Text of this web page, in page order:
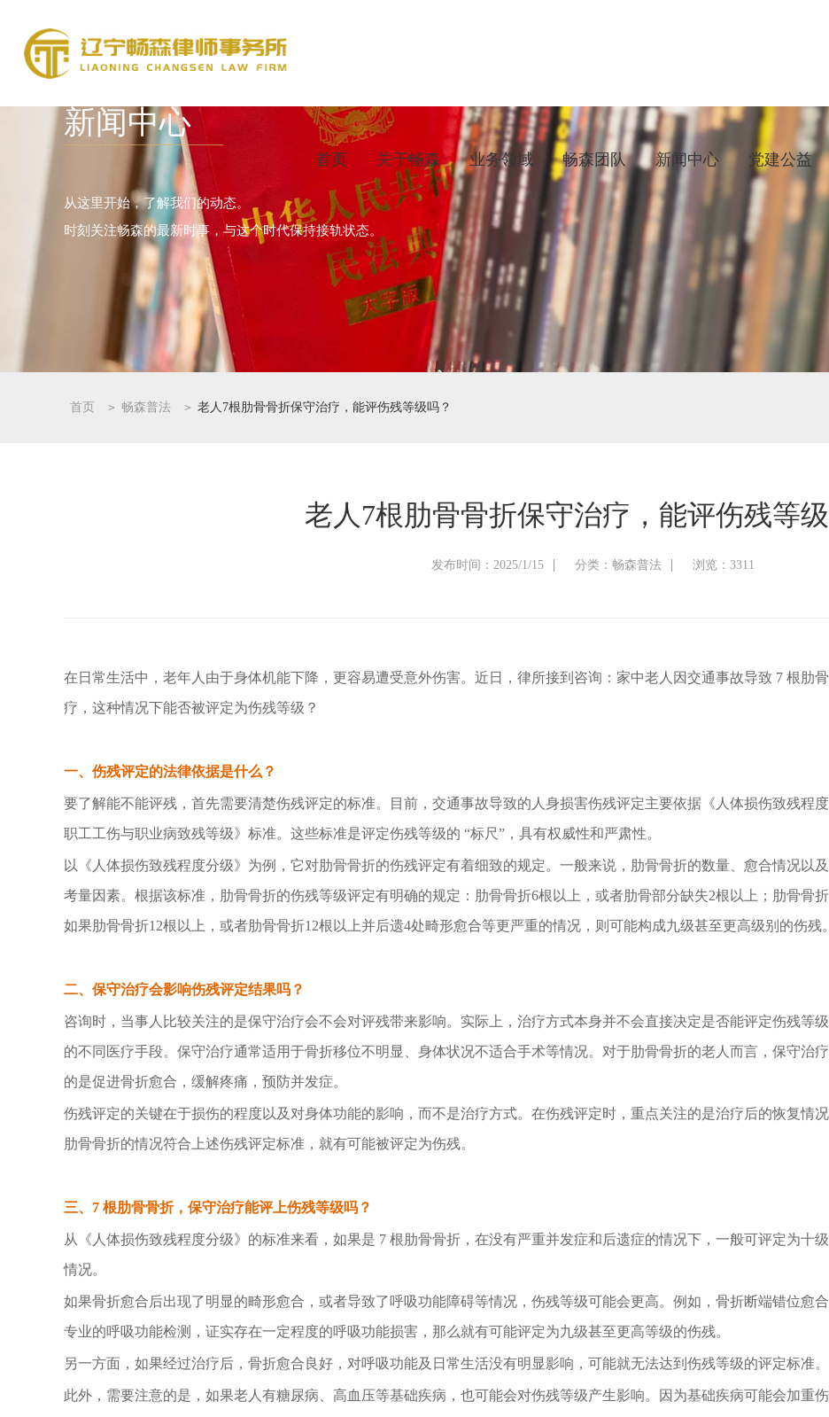
首页 关于畅森 业务领域 畅森团队 新闻中心 党建公益
新闻中心
从这里开始，了解我们的动态。
时刻关注畅森的最新时事，与这个时代保持接轨状态。
首页 > 畅森普法 > 老人7根肋骨骨折保守治疗，能评伤残等级吗？
老人7根肋骨骨折保守治疗，能评伤残等
发布时间：2025/1/15 分类：畅森普法 浏览：3311
在日常生活中，老年人由于身体机能下降，更容易遭受意外伤害。近日，律所接到咨询：家中老人因交通事故导致 7 根肋
疗，这种情况下能否被评定为伤残等级？
一、伤残评定的法律依据是什么？
要了解能不能评残，首先需要清楚伤残评定的标准。目前，交通事故导致的人身损害伤残评定主要依据《人体损伤致残程
职工工伤与职业病致残等级》标准。这些标准是评定伤残等级的 “标尺” ，具有权威性和严肃性。
以《人体损伤致残程度分级》为例，它对肋骨骨折的伤残评定有着细致的规定。一般来说，肋骨骨折的数量、愈合情况以
考量因素。根据该标准，肋骨骨折的伤残等级评定有明确的规定：肋骨骨折6根以上，或者肋骨部分缺失2根以上；肋骨骨折
如果肋骨骨折12根以上，或者肋骨骨折12根以上并后遗4处畸形愈合等更严重的情况，则可能构成九级甚至更高级别的伤残。
二、保守治疗会影响伤残评定结果吗？
咨询时，当事人比较关注的是保守治疗会不会对评残带来影响。实际上，治疗方式本身并不会直接决定是否能评定伤残等
的不同医疗手段。保守治疗通常适用于骨折移位不明显、身体状况不适合手术等情况。对于肋骨骨折的老人而言，保守治
的是促进骨折愈合，缓解疼痛，预防并发症。
伤残评定的关键在于损伤的程度以及对身体功能的影响，而不是治疗方式。在伤残评定时，重点关注的是治疗后的恢复情
肋骨骨折的情况符合上述伤残评定标准，就有可能被评定为伤残。
三、 7 根肋骨骨折，保守治疗能评上伤残等级吗？
从《人体损伤致残程度分级》的标准来看，如果是 7 根肋骨骨折，在没有严重并发症和后遗症的情况下，一般可评定为十
情况。
如果骨折愈合后出现了明显的畸形愈合，或者导致了呼吸功能障碍等情况，伤残等级可能会更高。例如，骨折断端错位愈
专业的呼吸功能检测，证实存在一定程度的呼吸功能损害，那么就有可能评定为九级甚至更高等级的伤残。
另一方面，如果经过治疗后，骨折愈合良好，对呼吸功能及日常生活没有明显影响，可能就无法达到伤残等级的评定标准。
此外，需要注意的是，如果老人有糖尿病、高血压等基础疾病，也可能会对伤残等级产生影响。因为基础疾病可能会加重